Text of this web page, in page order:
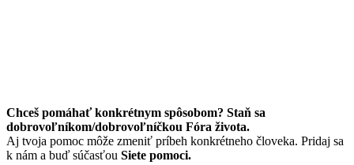
Chceš pomáhať konkrétnym spôsobom? Staň sa
dobrovoľníkom/dobrovoľníčkou Fóra života.
Aj tvoja pomoc môže zmeniť príbeh konkrétneho človeka. Pridaj sa
k nám a buď súčasťou Siete pomoci.